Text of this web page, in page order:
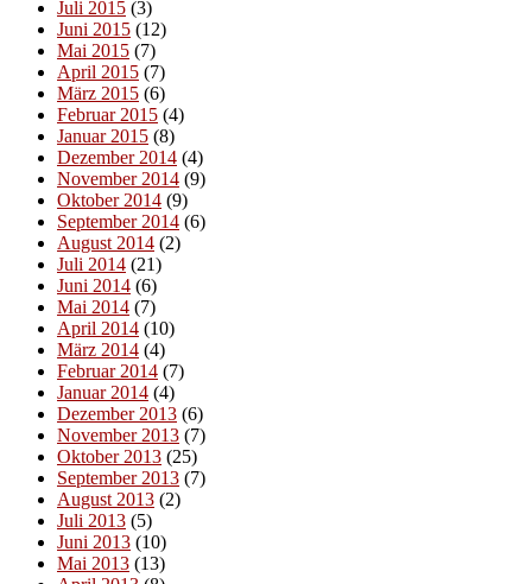
Juli 2015 (3)
Juni 2015 (12)
Mai 2015 (7)
April 2015 (7)
März 2015 (6)
Februar 2015 (4)
Januar 2015 (8)
Dezember 2014 (4)
November 2014 (9)
Oktober 2014 (9)
September 2014 (6)
August 2014 (2)
Juli 2014 (21)
Juni 2014 (6)
Mai 2014 (7)
April 2014 (10)
März 2014 (4)
Februar 2014 (7)
Januar 2014 (4)
Dezember 2013 (6)
November 2013 (7)
Oktober 2013 (25)
September 2013 (7)
August 2013 (2)
Juli 2013 (5)
Juni 2013 (10)
Mai 2013 (13)